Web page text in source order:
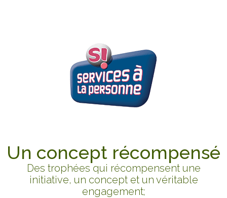
Un concept récompensé
Des trophées qui récompensent une
initiative, un concept et un véritable
engagement;